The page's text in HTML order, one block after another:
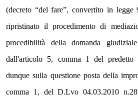
(decreto “del fare”, convertito in
ripristinato il procedimento di
procedibilità della domanda
dall'articolo 5, comma 1 del predetto
dunque sulla questione posta della
comma 1, del D.Lvo 04.03.2010